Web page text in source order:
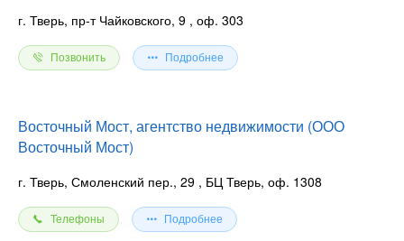
г. Тверь, пр-т Чайковского, 9 , оф. 303
Позвонить Подробнее
Восточный Мост, агентство недвижимости (ООО
Восточный Мост)
г. Тверь, Смоленский пер., 29 , БЦ Тверь, оф. 1308
Телефоны Подробнее